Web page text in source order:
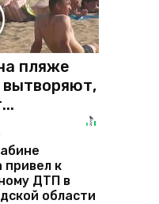
пляже
привел к
ДТП в
области